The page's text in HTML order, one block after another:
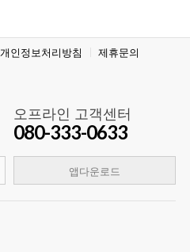
개인정보처리방침 제휴문의
오프라인 고객센터
080-333-0633
앱다운로드